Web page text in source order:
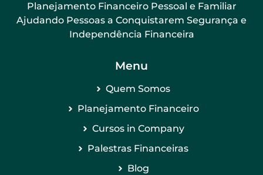
Planejamento Financeiro Pessoal e Familiar
Ajudando Pessoas a Conquistarem Segurança e
Independência Financeira
Menu
Quem Somos
Planejamento Financeiro
Cursos in Company
Palestras Financeiras
Blog